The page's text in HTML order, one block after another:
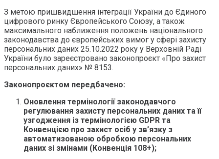
З метою пришвидшення інтеграції України до Єдиного
цифрового ринку Європейського Союзу, а також
максимального наближення положень національного
законодавства до європейських вимог у сфері захисту
персональних даних 25.10.2022 року у Верховній Раді
України було зареєстровано законопроєкт «Про захист
персональних даних» № 8153.
Законопроєктом передбачено:
Оновлення термінології законодавчого
регулювання захисту персональних даних та її
узгодження із термінологією GDPR та
Конвенцією про захист осіб у зв’язку з
автоматизованою обробкою персональних
даних зі змінами (Конвенція 108+);